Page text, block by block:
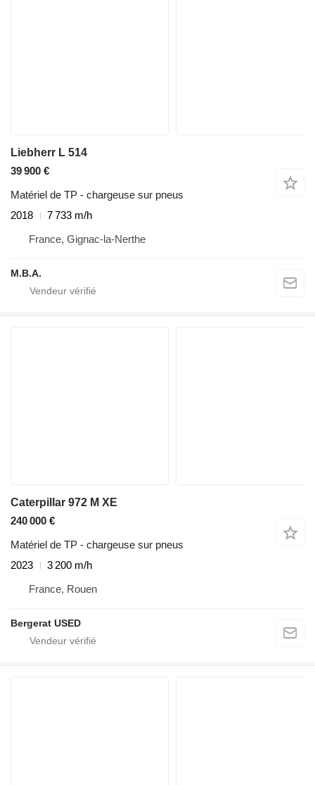
Liebherr L 514
39 900 €
Matériel de TP - chargeuse sur pneus
2018
7 733 m/h
France, Gignac-la-Nerthe
M.B.A.
Caterpillar 972 M XE
240 000 €
Matériel de TP - chargeuse sur pneus
2023
3 200 m/h
France, Rouen
Bergerat USED